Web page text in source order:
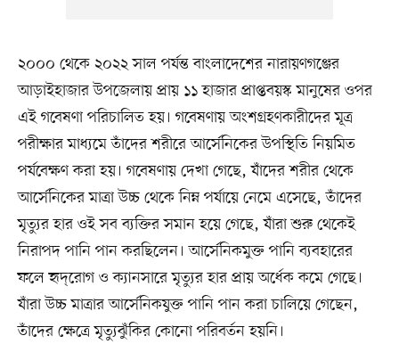
২০০০ থেকে ২০২২ সাল পর্যন্ত বাংলাদেশের নারায়ণগঞ্জের
আড়াইহাজার উপজেলায় প্রায় ১১ হাজার প্রাপ্তবয়স্ক মানুষের ওপর
এই গবেষণা পরিচালিত হয়। গবেষণায় অংশগ্রহণকারীদের মূত্র
পরীক্ষার মাধ্যমে তাঁদের শরীরে আর্সেনিকের উপস্থিতি নিয়মিত
পর্যবেক্ষণ করা হয়। গবেষণায় দেখা গেছে, যাঁদের শরীর থেকে
আর্সেনিকের মাত্রা উচ্চ থেকে নিম্ন পর্যায়ে নেমে এসেছে, তাঁদের
মৃত্যুর হার ওই সব ব্যক্তির সমান হয়ে গেছে, যাঁরা শুরু থেকেই
নিরাপদ পানি পান করছিলেন। আর্সেনিকমুক্ত পানি ব্যবহারের
ফলে হৃদ্‌রোগ ও ক্যানসারে মৃত্যুর হার প্রায় অর্ধেক কমে গেছে।
‌যাঁরা উচ্চ মাত্রার আর্সেনিকযুক্ত পানি পান করা চালিয়ে গেছেন,
তাঁদের ক্ষেত্রে মৃত্যুঝুঁকির কোনো পরিবর্তন হয়নি।